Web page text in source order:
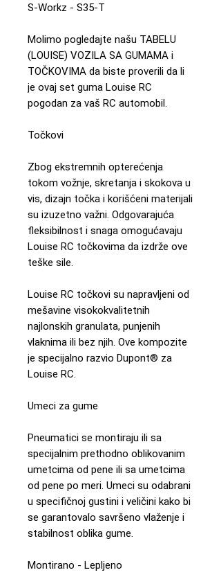
S-Workz - S35-T
Molimo pogledajte našu TABELU
(LOUISE) VOZILA SA GUMAMA i
TOČKOVIMA da biste proverili da li
je ovaj set guma Louise RC
pogodan za vaš RC automobil.
Točkovi
Zbog ekstremnih opterećenja
tokom vožnje, skretanja i skokova u
vis, dizajn točka i korišćeni materijali
su izuzetno važni. Odgovarajuća
fleksibilnost i snaga omogućavaju
Louise RC točkovima da izdrže ove
teške sile.
Louise RC točkovi su napravljeni od
mešavine visokokvalitetnih
najlonskih granulata, punjenih
vlaknima ili bez njih. Ove kompozite
je specijalno razvio Dupont® za
Louise RC.
Umeci za gume
Pneumatici se montiraju ili sa
specijalnim prethodno oblikovanim
umetcima od pene ili sa umetcima
od pene po meri. Umeci su odabrani
u specifičnoj gustini i veličini kako bi
se garantovalo savršeno vlaženje i
stabilnost oblika gume.
Montirano - Lepljeno